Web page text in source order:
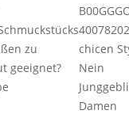
zu
chicen
geeignet?
Nein
Damen